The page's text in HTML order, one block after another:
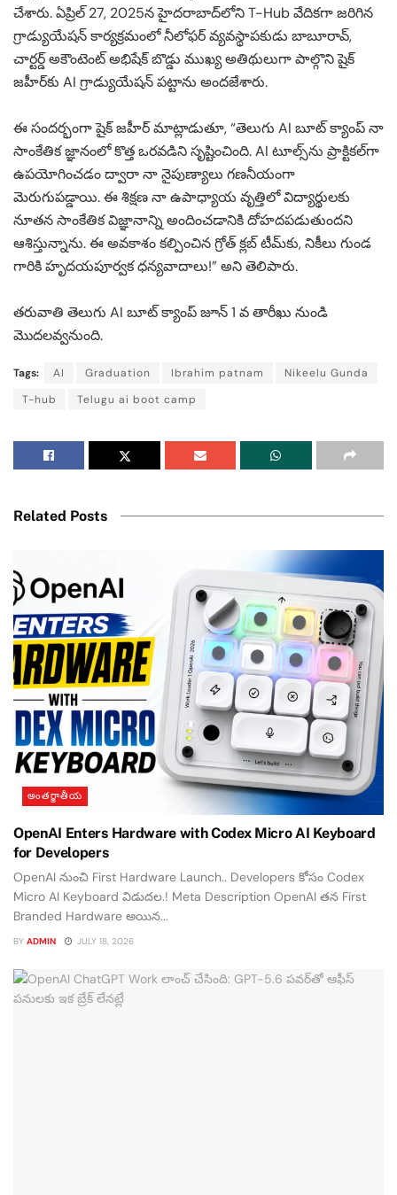
చేశారు. ఏప్రిల్ 27, 2025న హైదరాబాద్‌లోని T-Hub వేదికగా జరిగిన
గ్రాడ్యుయేషన్ కార్యక్రమంలో నీలోఫర్ వ్యవస్థాపకుడు బాబూరావ్,
చార్టర్డ్ అకౌంటెంట్ అభిషేక్ బొడ్డు ముఖ్య అతిథులుగా పాల్గొని షైక్
జహీర్‌కు AI గ్రాడ్యుయేషన్ పట్టాను అందజేశారు.
ఈ సందర్భంగా షైక్ జహీర్ మాట్లాడుతూ, “తెలుగు AI బూట్ క్యాంప్‌ నా
సాంకేతిక జ్ఞానంలో కొత్త ఒరవడిని సృష్టించింది. AI టూల్స్‌ను ప్రాక్టికల్‌గా
ఉపయోగించడం ద్వారా నా నైపుణ్యాలు గణనీయంగా
మెరుగుపడ్డాయి. ఈ శిక్షణ నా ఉపాధ్యాయ వృత్తిలో విద్యార్థులకు
నూతన సాంకేతిక విజ్ఞానాన్ని అందించడానికి దోహదపడుతుందని
ఆశిస్తున్నాను. ఈ అవకాశం కల్పించిన గ్రోత్ క్లబ్ టీమ్‌కు, నికీలు గుండ
గారికి హృదయపూర్వక ధన్యవాదాలు!” అని తెలిపారు.
తరువాతి తెలుగు AI బూట్ క్యాంప్ జూన్ 1 వ తారీఖు నుండి
మొదలవ్వనుంది.
Tags: AI Graduation Ibrahim patnam
Nikeelu Gunda
T-hub
Telugu ai boot camp
Related Posts
అంతర్జాతీయ
OpenAI Enters Hardware with Codex Micro AI Keyboard
for Developers
OpenAI నుంచి First Hardware Launch.. Developers కోసం Codex
Micro AI Keyboard విడుదల.! Meta Description OpenAI తన First
Branded Hardware అయిన...
BY ADMIN JULY 18, 2026